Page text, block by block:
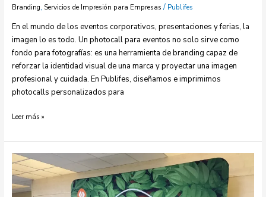
Branding, Servicios de Impresión para Empresas / Publifes
En el mundo de los eventos corporativos, presentaciones y ferias, la
imagen lo es todo. Un photocall para eventos no solo sirve como
fondo para fotografías: es una herramienta de branding capaz de
reforzar la identidad visual de una marca y proyectar una imagen
profesional y cuidada. En Publifes, diseñamos e imprimimos
photocalls personalizados para
Leer más »
Photocalls
personalizados:
visibilidad
y
branding